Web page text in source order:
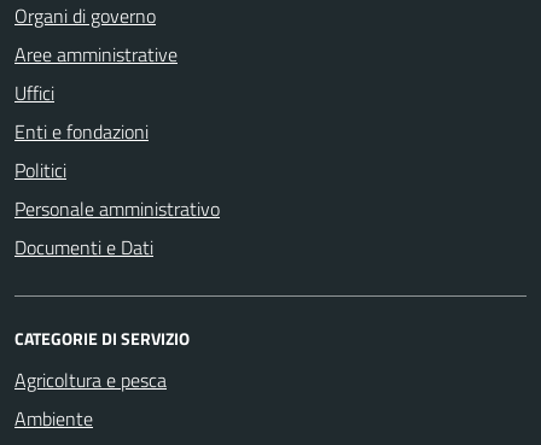
Organi di governo
Aree amministrative
Uffici
Enti e fondazioni
Politici
Personale amministrativo
Documenti e Dati
CATEGORIE DI SERVIZIO
Agricoltura e pesca
Ambiente